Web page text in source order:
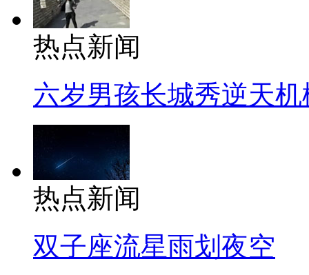
热点新闻
六岁男孩长城秀逆天机
热点新闻
双子座流星雨划夜空